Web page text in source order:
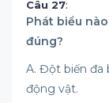
Câu 27:
Phát biểu
đúng?
A. Đột biến đa
động vật.